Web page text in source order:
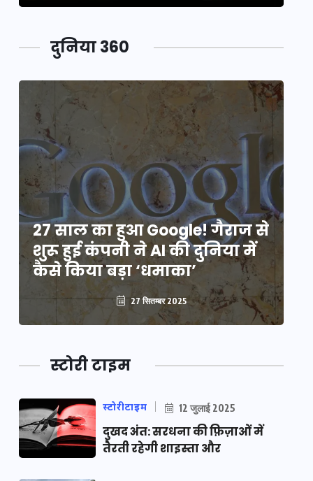
दुनिया 360
27 साल का हुआ Google! गैराज से
शुरू हुई कंपनी ने AI की दुनिया में
कैसे किया बड़ा ‘धमाका’
27 सितम्बर 2025
स्टोरी टाइम
स्टोरीटाइम 12 जुलाई 2025
दुखद अंत: सरधना की फ़िज़ाओं में
तैरती रहेगी शाइस्ता और